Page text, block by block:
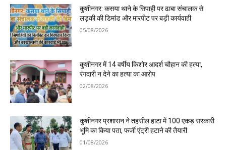
कुशीनगर: कसया थाने के सिपाही पर ढाबा संचालक से
लड़की की डिमांड और मारपीट पर बड़ी कार्यवाही
05/08/2026
कुशीनगर में 14 वर्षीय किशोर आदर्श चौहान की हत्या,
रंगदारी न देने का हत्या का आरोप
02/08/2026
कुशीनगर प्रशासन ने तहसील हाटा में 100 एकड़ सरकारी
भूमि का किया पता, फर्जी एंट्री हटाने की तैयारी
01/08/2026